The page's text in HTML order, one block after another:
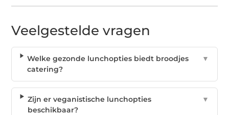
Veelgestelde vragen
Welke gezonde lunchopties biedt broodjes
catering?
▼
Zijn er veganistische lunchopties
beschikbaar?
▼